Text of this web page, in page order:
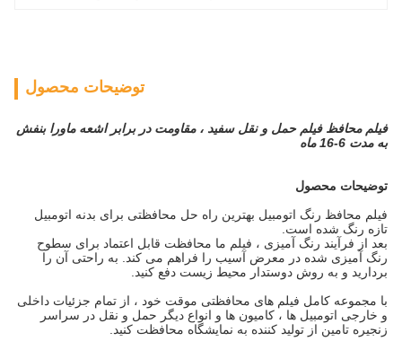
توضیحات محصول
فیلم محافظ فیلم حمل و نقل سفید ، مقاومت در برابر اشعه ماورا بنفش
به مدت 6-16 ماه
توضیحات محصول
فیلم محافظ رنگ اتومبیل بهترین راه حل محافظتی برای بدنه اتومبیل
تازه رنگ شده است.
بعد از فرآیند رنگ آمیزی ، فیلم ما محافظت قابل اعتماد برای سطوح
رنگ آمیزی شده در معرض آسیب را فراهم می کند. به راحتی آن را
بردارید و به روش دوستدار محیط زیست دفع کنید.
با مجموعه کامل فیلم های محافظتی موقت خود ، از تمام جزئیات داخلی
و خارجی اتومبیل ها ، کامیون ها و انواع دیگر حمل و نقل در سراسر
زنجیره تامین از تولید کننده به نمایشگاه محافظت کنید.